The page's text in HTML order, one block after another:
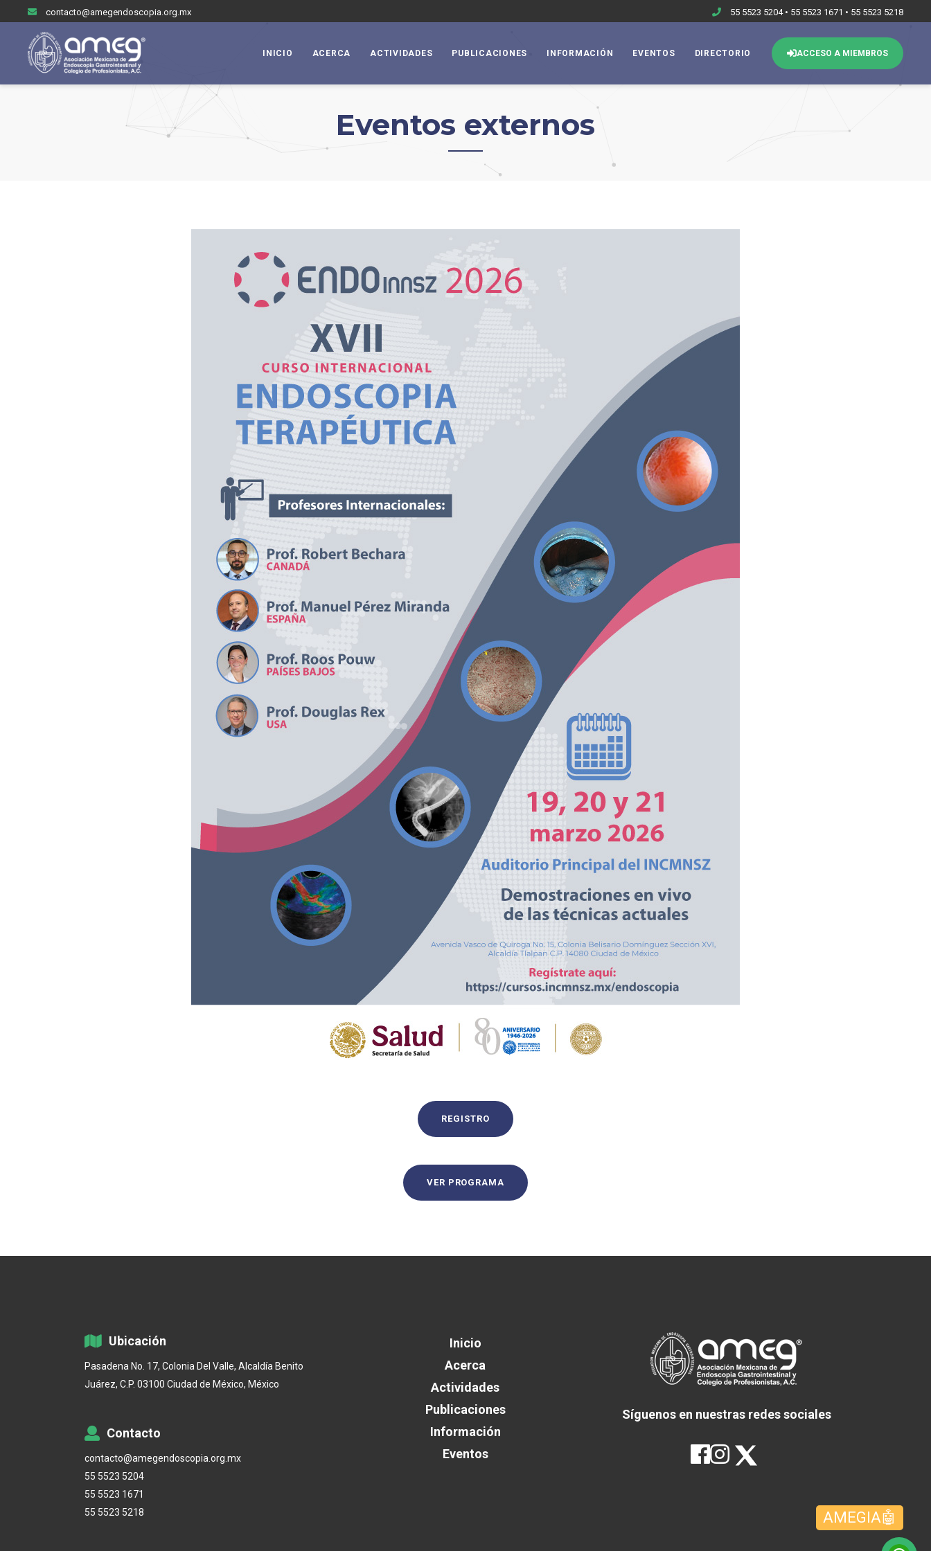
contacto@amegendoscopia.org.mx 55 5523 5204 • 55 5523 1671 • 55 5523 5218
INICIO ACERCA ACTIVIDADES PUBLICACIONES INFORMACIÓN EVENTOS DIRECTORIO ACCESO A MIEMBROS
Eventos externos
REGISTRO
VER PROGRAMA
Ubicación
Pasadena No. 17, Colonia Del Valle, Alcaldía Benito
Juárez, C.P. 03100 Ciudad de México, México
Contacto
contacto@amegendoscopia.org.mx
55 5523 5204
55 5523 1671
55 5523 5218
Inicio
Acerca
Actividades
Publicaciones
Información
Eventos
Síguenos en nuestras redes sociales